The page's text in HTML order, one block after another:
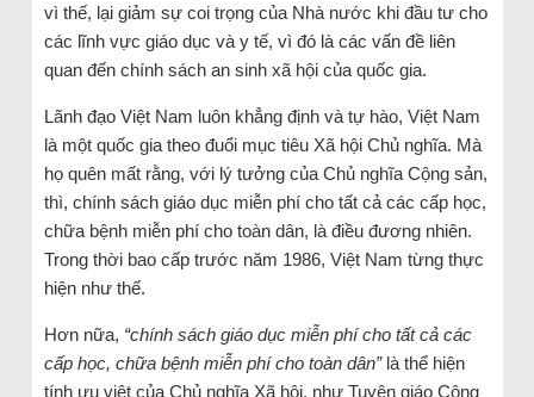
vì thế, lại giảm sự coi trọng của Nhà nước khi đầu tư cho
các lĩnh vực giáo dục và y tế, vì đó là các vấn đề liên
quan đến chính sách an sinh xã hội của quốc gia.
Lãnh đạo Việt Nam luôn khẳng định và tự hào, Việt Nam
là một quốc gia theo đuổi mục tiêu Xã hội Chủ nghĩa. Mà
họ quên mất rằng, với lý tưởng của Chủ nghĩa Cộng sản,
thì, chính sách giáo dục miễn phí cho tất cả các cấp học,
chữa bệnh miễn phí cho toàn dân, là điều đương nhiên.
Trong thời bao cấp trước năm 1986, Việt Nam từng thực
hiện như thế.
Hơn nữa, “chính sách giáo dục miễn phí cho tất cả các
cấp học, chữa bệnh miễn phí cho toàn dân”là thể hiện
tính ưu việt của Chủ nghĩa Xã hội, như Tuyên giáo Cộng